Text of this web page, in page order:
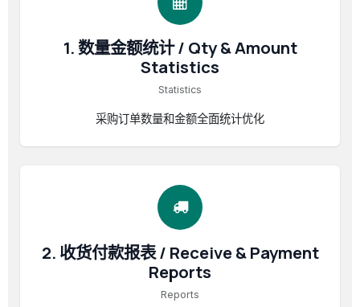
1. 数量金额统计 / Qty & Amount
Statistics
Statistics
采购订单数量和金额全面统计优化
2. 收货付款报表 / Receive & Payment
Reports
Reports